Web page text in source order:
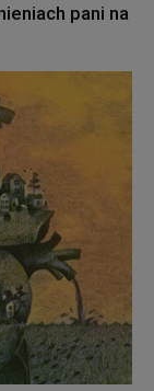
pani na